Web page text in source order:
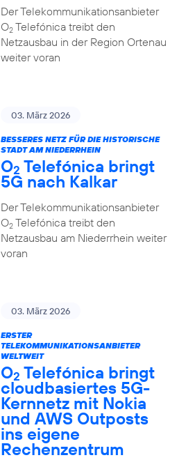
Der Telekommunikationsanbieter
O2Telefónica treibt den
Netzausbau in der Region Ortenau
weiter voran
03. März 2026
BESSERES NETZ FÜR DIE HISTORISCHE
STADT AM NIEDERRHEIN
O2 Telefónica bringt
5G nach Kalkar
Der Telekommunikationsanbieter
O2Telefónica treibt den
Netzausbau am Niederrhein weiter
voran
03. März 2026
ERSTER
TELEKOMMUNIKATIONSANBIETER
WELTWEIT
O2 Telefónica bringt
cloudbasiertes 5G-
Kernnetz mit Nokia
und AWS Outposts
ins eigene
Rechenzentrum